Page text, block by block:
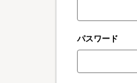
パスワード